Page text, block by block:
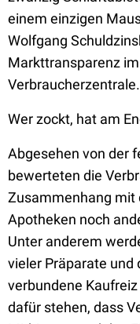
einem einzigen
Wolfgang
Markttransparenz
Verbraucherzentrale.
Wer zockt, hat am
Abgesehen von der
bewerteten die
Zusammenhang mit
Apotheken noch
Unter anderem
vieler Präparate und
verbundene Kaufreiz
dafür stehen, dass